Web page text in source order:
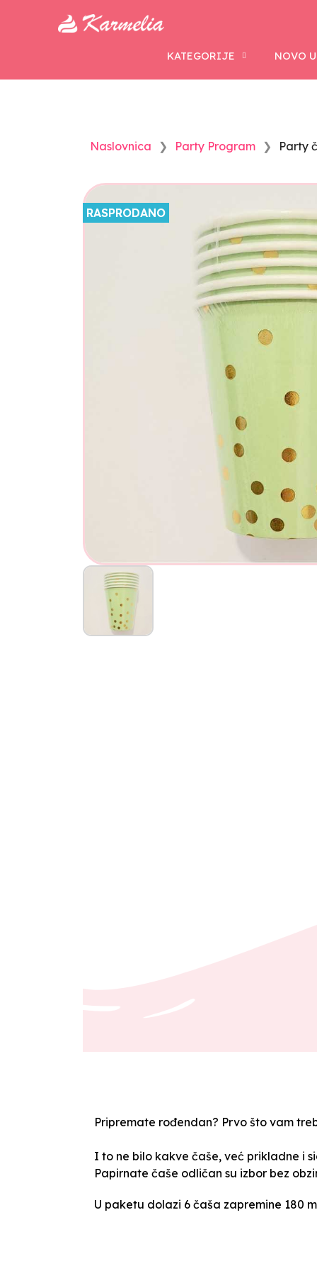
KATEGORIJE NOVO
Naslovnica Party Program Party
RASPRODANO
Pripremate rođendan? Prvo što vam
I to ne bilo kakve čaše, već prikladne i
Papirnate čaše odličan su izbor bez
U paketu dolazi 6 čaša zapremine 180